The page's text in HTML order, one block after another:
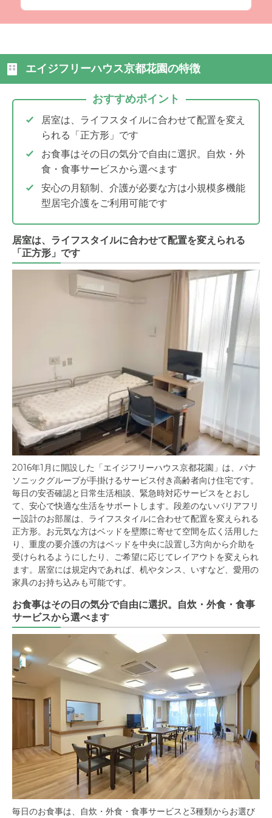
エイジフリーハウス京都花園の特徴
おすすめポイント
居室は、ライフスタイルに合わせて配置を変え
られる「正方形」です
お食事はその日の気分で自由に選択。自炊・外
食・食事サービスから選べます
安心の月額制、介護が必要な方は小規模多機能
型居宅介護をご利用可能です
居室は、ライフスタイルに合わせて配置を変えられる
「正方形」です
2016年1月に開設した「エイジフリーハウス京都花園」は、パナ
ソニックグループが手掛けるサービス付き高齢者向け住宅です。
毎日の安否確認と日常生活相談、緊急時対応サービスをとおし
て、安心で快適な生活をサポートします。段差のないバリアフリ
ー設計のお部屋は、ライフスタイルに合わせて配置を変えられる
正方形。お元気な方はベッドを壁際に寄せて空間を広く活用した
り、重度の要介護の方はベッドを中央に設置し3方向から介助を
受けられるようにしたり、ご希望に応じてレイアウトを変えられ
ます。居室には規定内であれば、机やタンス、いすなど、愛用の
家具のお持ち込みも可能です。
お食事はその日の気分で自由に選択。自炊・外食・食事
サービスから選べます
毎日のお食事は、自炊・外食・食事サービスと3種類からお選び